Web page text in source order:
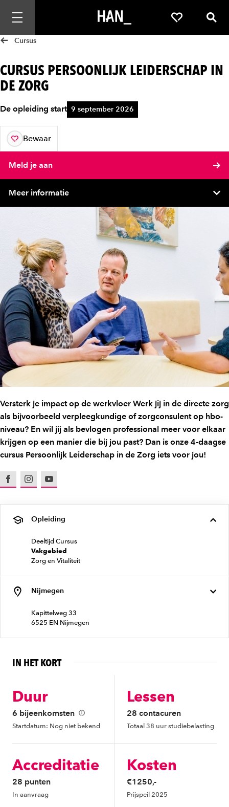
Mobiele navigatie openen Favorieten
Cursus
CURSUS PERSOONLIJK LEIDERSCHAP IN
DE ZORG
De opleiding start 9 september 2026
Bewaar
aan je favorieten
Meld je aan
Meer informatie
Versterk je impact op de werkvloer Werk jij in de directe zorg
als bijvoorbeeld verpleegkundige of zorgconsulent op hbo-
niveau? En wil jij als bevlogen professional meer voor elkaar
krijgen op een manier die bij jou past? Dan is onze 4-daagse
cursus Persoonlijk Leiderschap in de Zorg iets voor jou!
FacebookInstagramYoutube
Opleiding
Deeltijd Cursus
Vakgebied
Zorg en Vitaliteit
Nijmegen
Kapittelweg 33
6525 EN Nijmegen
IN HET KORT
Duur
6 bijeenkomsten
Startdatum: Nog niet bekend
Lessen
28 contacuren
Totaal 38 uur studiebelasting
Accreditatie
28 punten
In aanvraag
Kosten
€1250,-
Prijspeil 2025